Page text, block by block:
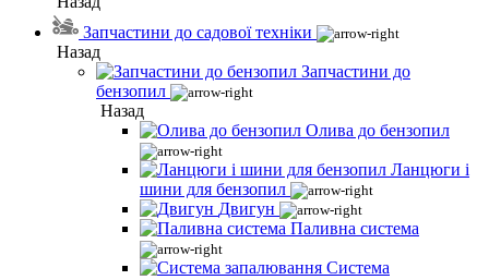
Запчастини до садової техніки
Назад
Запчастини до
бензопил
Назад
Олива до бензопил
Ланцюги і
шини для бензопил
Двигун
Паливна система
Система